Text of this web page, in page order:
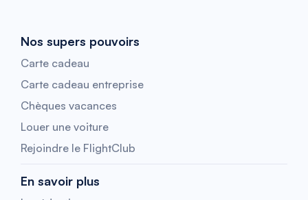
Nos supers pouvoirs
Carte cadeau
Carte cadeau entreprise
Chèques vacances
Louer une voiture
Rejoindre le FlightClub
En savoir plus